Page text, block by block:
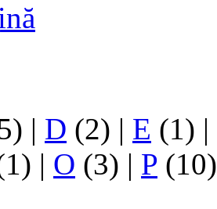
| D (2) | E (1) |
| O (3) | P